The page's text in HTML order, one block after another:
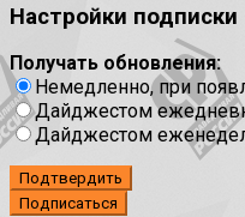
Настройки подписки
Получать обновления:
Немедленно, при
Дайджестом
Дайджестом
Подтвердить